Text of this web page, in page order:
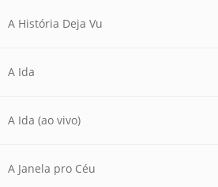
A História Deja Vu
A Ida
A Ida (ao vivo)
A Janela pro Céu